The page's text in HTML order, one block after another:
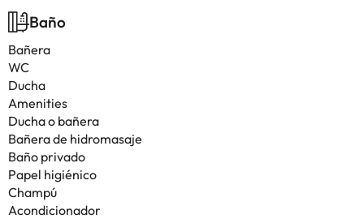
Baño
Bañera
WC
Ducha
Amenities
Ducha o bañera
Bañera de hidromasaje
Baño privado
Papel higiénico
Champú
Acondicionador